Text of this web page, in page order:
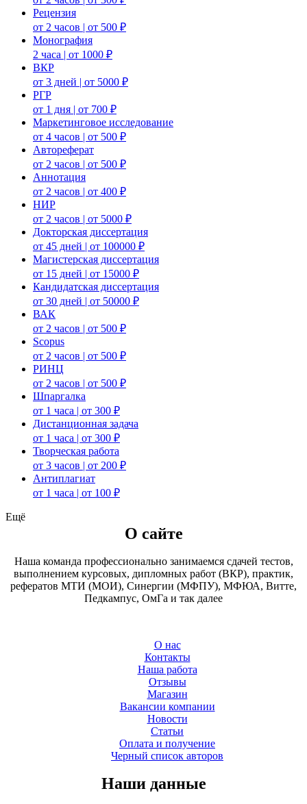
Рецензия
от 2 часов | от 500 ₽
Монография
2 часа | от 1000 ₽
ВКР
от 3 дней | от 5000 ₽
РГР
от 1 дня | от 700 ₽
Маркетинговое исследование
от 4 часов | от 500 ₽
Автореферат
от 2 часов | от 500 ₽
Аннотация
от 2 часов | от 400 ₽
НИР
от 2 часов | от 5000 ₽
Докторская диссертация
от 45 дней | от 100000 ₽
Магистерская диссертация
от 15 дней | от 15000 ₽
Кандидатская диссертация
от 30 дней | от 50000 ₽
ВАК
от 2 часов | от 500 ₽
Scopus
от 2 часов | от 500 ₽
РИНЦ
от 2 часов | от 500 ₽
Шпаргалка
от 1 часа | от 300 ₽
Дистанционная задача
от 1 часа | от 300 ₽
Творческая работа
от 3 часов | от 200 ₽
Антиплагиат
от 1 часа | от 100 ₽
Ещё
О сайте
Наша команда профессионально занимаемся сдачей тестов,
выполнением курсовых, дипломных работ (ВКР), практик,
рефератов МТИ (МОИ), Синергии (МФПУ), МФЮА, Витте,
Педкампус, ОмГа и так далее
О нас
Контакты
Наша работа
Отзывы
Магазин
Вакансии компании
Новости
Статьи
Оплата и получение
Черный список авторов
Наши данные